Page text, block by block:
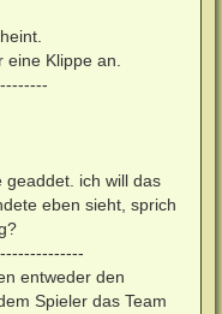
eine Klippe an.
geaddet. ich will das
eben sieht, sprich
entweder den
Spieler das Team